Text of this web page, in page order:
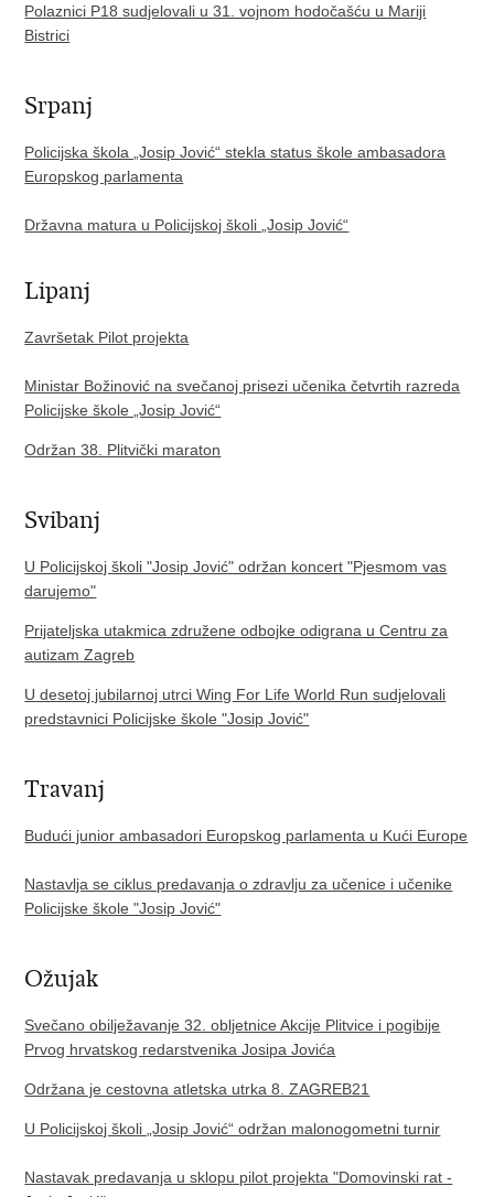
Polaznici P18 sudjelovali u 31. vojnom hodočašću u Mariji
Bistrici
Srpanj
Policijska škola „Josip Jović“ stekla status škole ambasadora
Europskog parlamenta
Državna matura u Policijskoj školi „Josip Jović“
Lipanj
Završetak Pilot projekta
Ministar Božinović na svečanoj prisezi učenika četvrtih razreda
Policijske škole „Josip Jović“
Održan 38. Plitvički maraton
Svibanj
U Policijskoj školi "Josip Jović" održan koncert "Pjesmom vas
darujemo"
Prijateljska utakmica združene odbojke odigrana u Centru za
autizam Zagreb
U desetoj jubilarnoj utrci Wing For Life World Run sudjelovali
predstavnici Policijske škole "Josip Jović"
Travanj
Budući junior ambasadori Europskog parlamenta u Kući Europe
Nastavlja se ciklus predavanja o zdravlju za učenice i učenike
Policijske škole "Josip Jović"
Ožujak
Svečano obilježavanje 32. obljetnice Akcije Plitvice i pogibije
Prvog hrvatskog redarstvenika Josipa Jovića
Održana je cestovna atletska utrka 8. ZAGREB21
U Policijskoj školi „Josip Jović“ održan malonogometni turnir
Nastavak predavanja u sklopu pilot projekta "Domovinski rat -